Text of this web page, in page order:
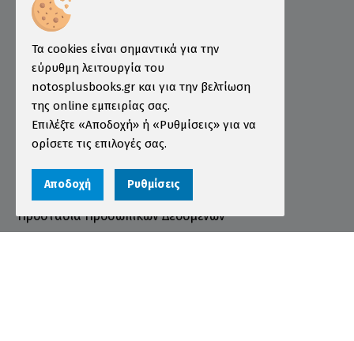
Ινστιτούτο ÖSD Ελλάδας
Πληροφορίες
Τρόποι Παραγγελίας
Τρόποι Πληρωμής
Τρόποι Αποστολής
Όροι χρήσης
Προστασία Προσωπικών Δεδομένων
Τα cookies είναι σημαντικά για την
εύρυθμη λειτουργία του
notosplusbooks.gr και για την βελτίωση
της online εμπειρίας σας.
Επιλέξτε «Αποδοχή» ή «Ρυθμίσεις» για να
ορίσετε τις επιλογές σας.
Αποδοχή Ρυθμίσεις